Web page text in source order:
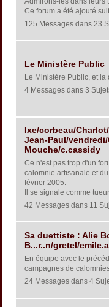
Ce forum a été ajouté
125 Messages dans 23
Le Ministère Public
Le Ministère Public, et
4 Messages dans 3
Ixe/corbeau/
Jean-Paul/
Mouche/c.cassidy
Ce n'est pas trop d'un
calomnie artisanale et
février 2005.
Il se signale comme
42 Messages dans 11
Sa duettiste : Alie
B...r..n/gretel/
En équipe avec le
campagnes de
24 Messages dans 4